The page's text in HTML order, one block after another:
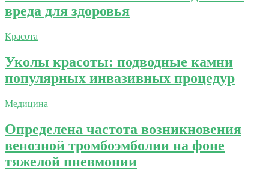
вреда для здоровья
Красота
Уколы красоты: подводные камни
популярных инвазивных процедур
Медицина
Определена частота возникновения
венозной тромбоэмболии на фоне
тяжелой пневмонии